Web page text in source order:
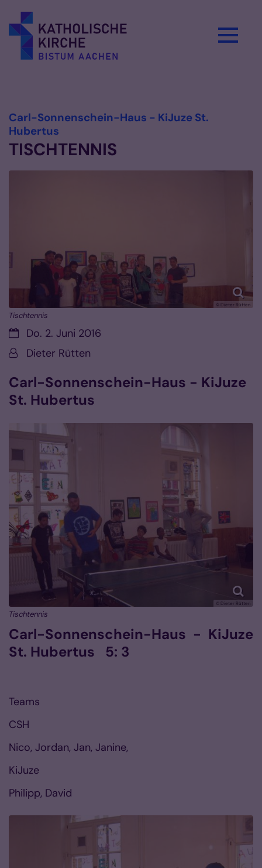
Carl-Sonnenschein-Haus - KiJuze St.
Hubertus
TISCHTENNIS
© Dieter Rütten
Tischtennis
Datum:Do. 2. Juni 2016
Von:Dieter Rütten
Carl-Sonnenschein-Haus - KiJuze
St. Hubertus
© Dieter Rütten
Tischtennis
Carl-Sonnenschein-Haus - KiJuze
St. Hubertus 5: 3
Teams
CSH
Nico, Jordan, Jan, Janine,
KiJuze
Philipp, David